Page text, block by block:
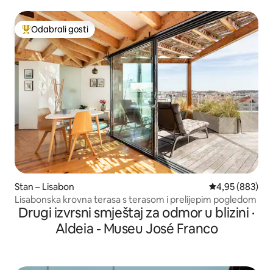
Među najviše rangiranima s oznakom „Odabrali gosti”
Odabrali gosti
Stan – Lisabon Prosječna
4,95 (883)
Lisabonska krovna terasa s terasom i prelijepim pogledom
Drugi izvrsni smještaj za odmor u blizini ·
Aldeia - Museu José Franco